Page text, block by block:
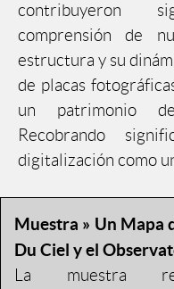
contribuyeron
comprensión de
estructura y su
de placas
un patrimonio
Recobrando
digitalización como
Muestra » Un Mapa
Du Ciel y el
La muestra